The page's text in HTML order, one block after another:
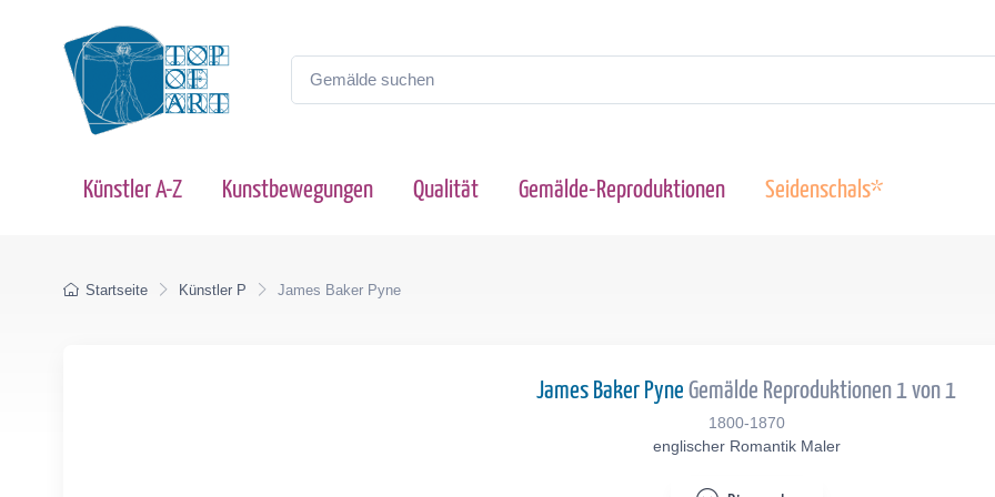
Künstler A-Z Kunstbewegungen Qualität Gemälde-Reproduktionen Seidenschals*
Startseite Künstler P James Baker Pyne
James Baker Pyne Gemälde Reproduktionen 1 von 1
1800-1870
englischer Romantik Maler